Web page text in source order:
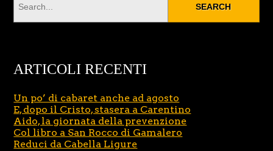
ARTICOLI RECENTI
Un po’ di cabaret anche ad agosto
E, dopo il Cristo, stasera a Carentino
Aido, la giornata della prevenzione
Col libro a San Rocco di Gamalero
Reduci da Cabella Ligure